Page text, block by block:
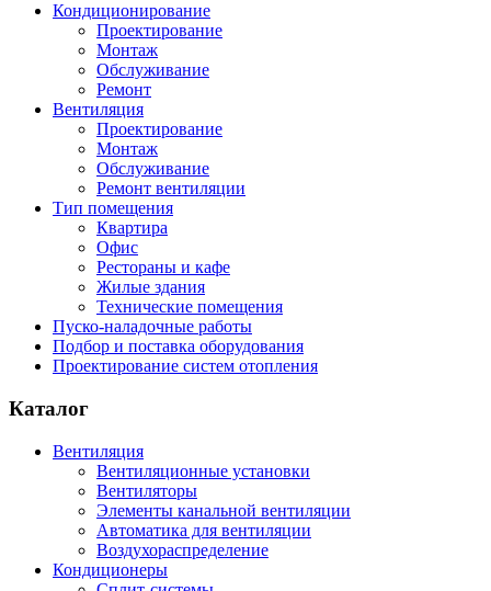
Кондиционирование
Проектирование
Монтаж
Обслуживание
Ремонт
Вентиляция
Проектирование
Монтаж
Обслуживание
Ремонт вентиляции
Тип помещения
Квартира
Офис
Рестораны и кафе
Жилые здания
Технические помещения
Пуско-наладочные работы
Подбор и поставка оборудования
Проектирование систем отопления
Каталог
Вентиляция
Вентиляционные установки
Вентиляторы
Элементы канальной вентиляции
Автоматика для вентиляции
Воздухораспределение
Кондиционеры